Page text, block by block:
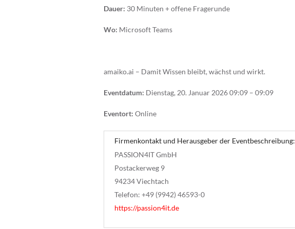
Dauer: 30 Minuten + offene Fragerunde
Wo: Microsoft Teams
amaiko.ai – Damit Wissen bleibt, wächst und wirkt.
Eventdatum: Dienstag, 20. Januar 2026 09:09 – 09:09
Eventort: Online
Firmenkontakt und Herausgeber der Eventbeschreibung:
PASSION4IT GmbH
Postackerweg 9
94234 Viechtach
Telefon: +49 (9942) 46593-0
https://passion4it.de